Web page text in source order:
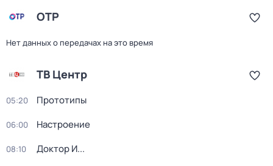
ОТР
Нет данных о передачах на это время
ТВ Центр
05:20 Прототипы
06:00 Настроение
08:10 Доктор И...